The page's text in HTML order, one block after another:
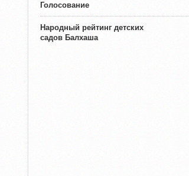
Голосование
Народный рейтинг детских
садов Балхаша